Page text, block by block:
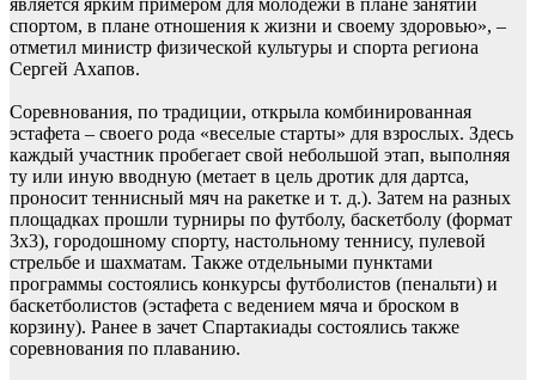
является ярким примером для молодежи в плане занятий
спортом, в плане отношения к жизни и своему здоровью», –
отметил министр физической культуры и спорта региона
Сергей Ахапов.
Соревнования, по традиции, открыла комбинированная
эстафета – своего рода «веселые старты» для взрослых. Здесь
каждый участник пробегает свой небольшой этап, выполняя
ту или иную вводную (метает в цель дротик для дартса,
проносит теннисный мяч на ракетке и т. д.). Затем на разных
площадках прошли турниры по футболу, баскетболу (формат
3х3), городошному спорту, настольному теннису, пулевой
стрельбе и шахматам. Также отдельными пунктами
программы состоялись конкурсы футболистов (пенальти) и
баскетболистов (эстафета с ведением мяча и броском в
корзину). Ранее в зачет Спартакиады состоялись также
соревнования по плаванию.